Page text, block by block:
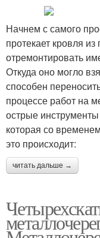
Начнем с самого
протекает кровля
отремонтировать
Откуда оно могло
способен
процессе работ на
острые
которая со
это происходит:
читать дальше →